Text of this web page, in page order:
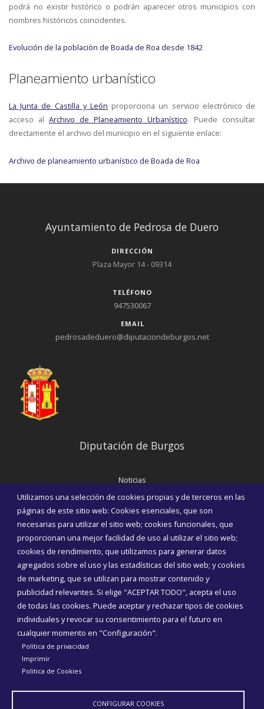
podrá no existir histórico o podrán aparecer otros municipios con
nombres históricos coincidentes.
Evolución de la población de Boada de Roa desde 1842
Planeamiento urbanístico
La Junta de Castilla y León proporciona un servicio electrónico de
acceso al Archivo de Planeamiento Urbanístico. Puede consultar
directamente el archivo del municipio en el siguiente enlace:
Archivo de planeamiento urbanístico de Boada de Roa
Utilizamos una selección de cookies propias y de terceros en las
páginas de este sitio web: Cookies esenciales, que son
necesarias para utilizar el sitio web; cookies funcionales, que
proporcionan una mejor facilidad de uso al utilizar el sitio web;
cookies de rendimiento, que utilizamos para generar datos
agregados sobre el uso y las estadísticas del sitio web; y cookies
de marketing, que se utilizan para mostrar contenido y
publicidad relevantes. Si elige "ACEPTAR TODO", acepta el uso
de todas las cookies. Puede aceptar y rechazar tipos de cookies
individuales y revocar su consentimiento para el futuro en
cualquier momento en "Configuración".
Política de privacidad
Imprimir
Politica de Cookies
CONFIGURAR COOKIES
Ayuntamiento de Pedrosa de Duero
DIRECCIÓN
Plaza Mayor 14 - 09314
TELÉFONO
947530067
EMAIL
pedrosadeduero@diputaciondeburgos.net
Diputación de Burgos
Noticias
Eventos
Corporación Municipal
Teléfonos de interés
INICIAR SESIÓN
MAPA WEB